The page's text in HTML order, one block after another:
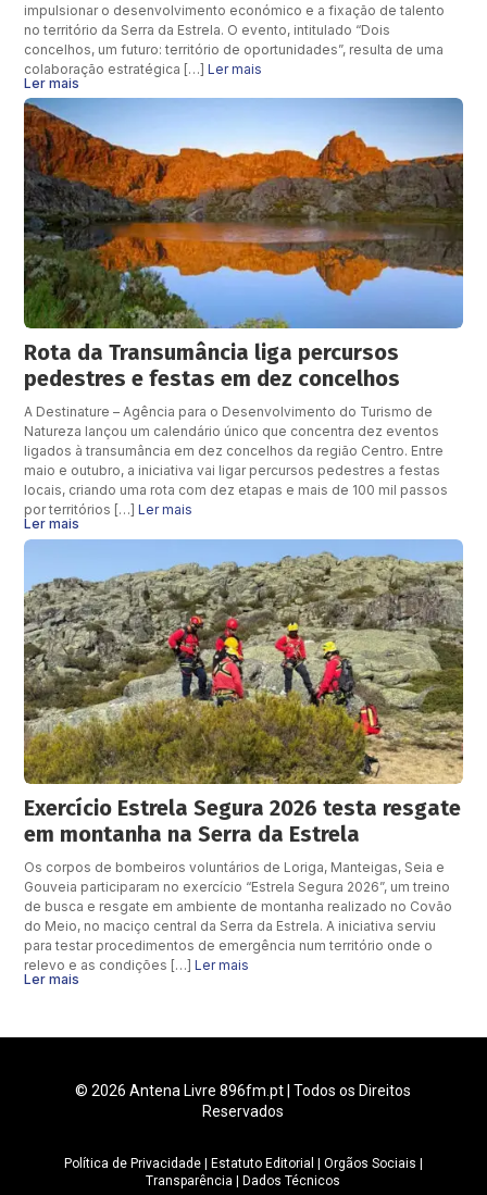
impulsionar o desenvolvimento económico e a fixação de talento
no território da Serra da Estrela. O evento, intitulado “Dois
concelhos, um futuro: território de oportunidades”, resulta de uma
colaboração estratégica […]Ler mais
Ler mais
Rota da Transumância liga percursos
pedestres e festas em dez concelhos
A Destinature – Agência para o Desenvolvimento do Turismo de
Natureza lançou um calendário único que concentra dez eventos
ligados à transumância em dez concelhos da região Centro. Entre
maio e outubro, a iniciativa vai ligar percursos pedestres a festas
locais, criando uma rota com dez etapas e mais de 100 mil passos
por territórios […]Ler mais
Ler mais
Exercício Estrela Segura 2026 testa resgate
em montanha na Serra da Estrela
Os corpos de bombeiros voluntários de Loriga, Manteigas, Seia e
Gouveia participaram no exercício “Estrela Segura 2026”, um treino
de busca e resgate em ambiente de montanha realizado no Covão
do Meio, no maciço central da Serra da Estrela. A iniciativa serviu
para testar procedimentos de emergência num território onde o
relevo e as condições […]Ler mais
Ler mais
© 2026 Antena Livre 896fm.pt | Todos os Direitos
Reservados
Política de Privacidade| Estatuto Editorial Orgãos Sociais
Transparência
Dados Técnicos